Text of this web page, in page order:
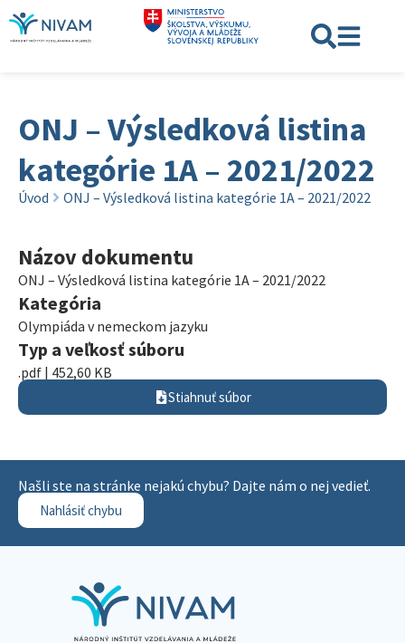
ONJ – Výsledková listina
kategórie 1A – 2021/2022
Úvod ONJ – Výsledková listina kategórie 1A – 2021/2022
Názov dokumentu
ONJ – Výsledková listina kategórie 1A – 2021/2022
Kategória
Olympiáda v nemeckom jazyku
Typ a veľkosť súboru
.pdf | 452,60 KB
Stiahnuť súbor
Našli ste na stránke nejakú chybu? Dajte nám o nej vedieť.
Nahlásiť chybu